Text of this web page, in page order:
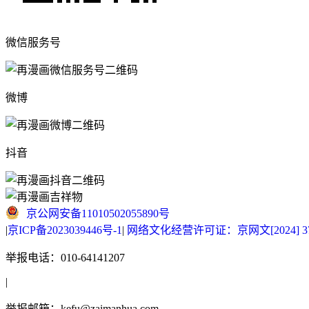
微信服务号
微博
抖音
京公网安备11010502055890号
|京ICP备2023039446号-1 | 网络文化经营许可证：京网文[2024]
举报电话：010-64141207
|